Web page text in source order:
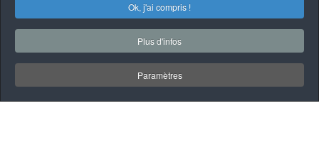
Ok, j'ai compris !
Plus d'infos
Paramètres